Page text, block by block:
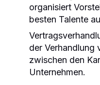
organisiert
besten Talente
der Verhandlung
zwischen den
Unternehmen.